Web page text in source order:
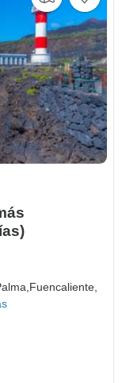
Fuencaliente,